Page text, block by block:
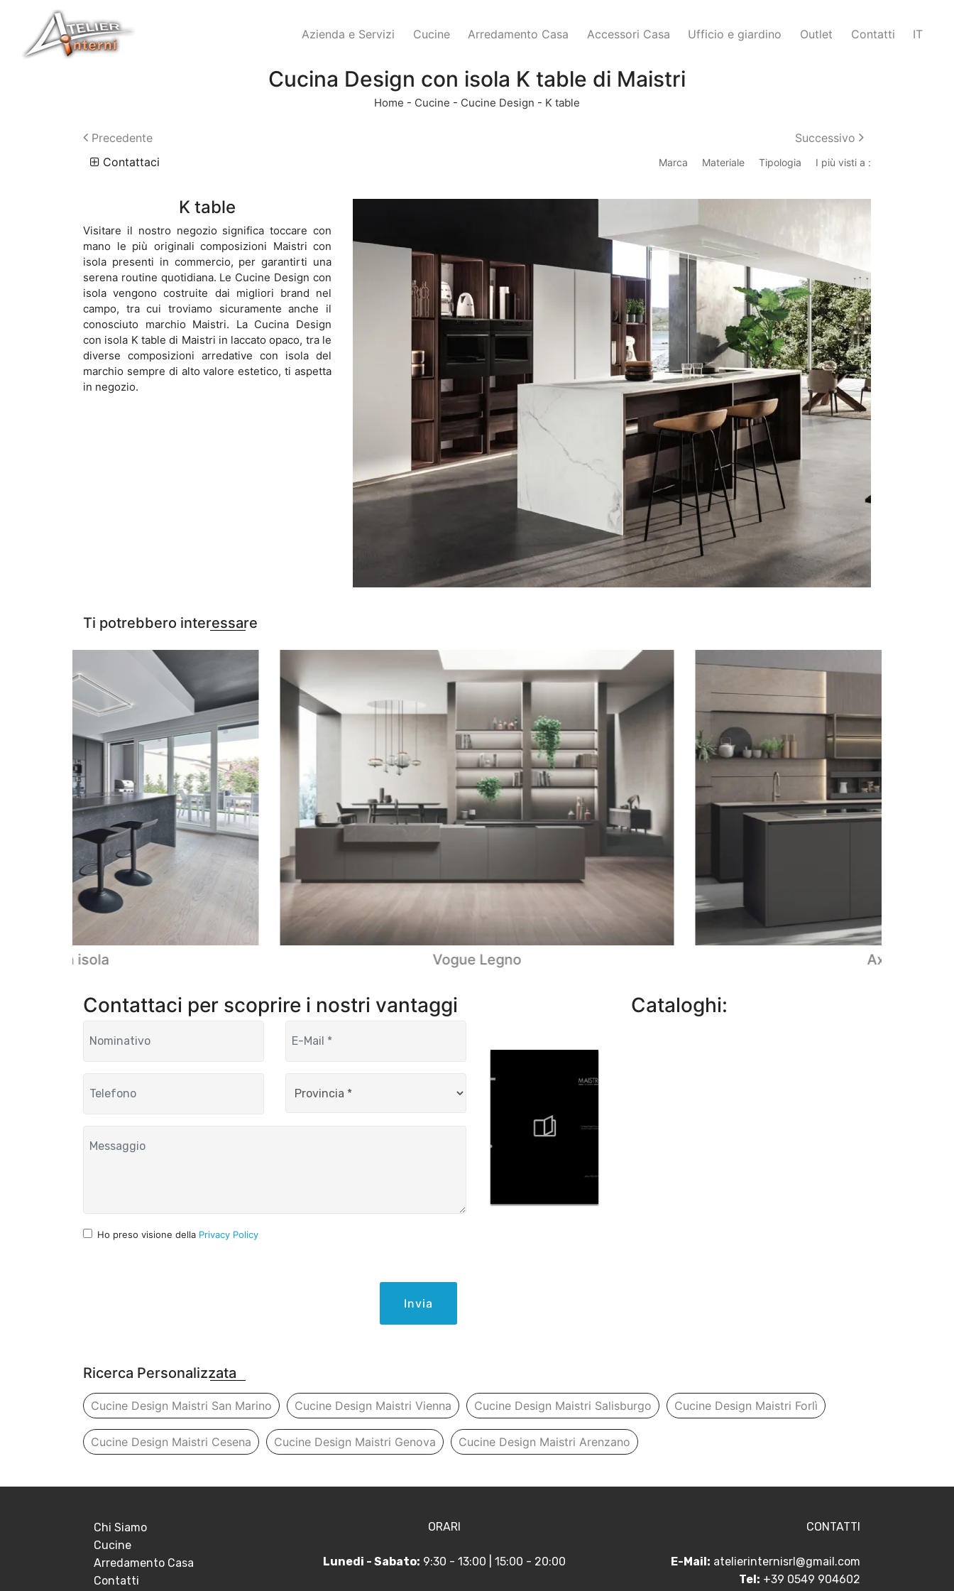
Azienda e Servizi Cucine Arredamento Casa Accessori Casa Ufficio e giardino Outlet Contatti IT
Cucina Design con isola K table di Maistri
Home - Cucine - Cucine Design - K table
Precedente
Successivo
Contattaci
Marca Materiale Tipologia I più visti a :
K table
Visitare il nostro negozio significa toccare con
mano le più originali composizioni Maistri con
isola presenti in commercio, per garantirti una
serena routine quotidiana. Le Cucine Design con
isola vengono costruite dai migliori brand nel
campo, tra cui troviamo sicuramente anche il
conosciuto marchio Maistri. La Cucina Design
con isola K table di Maistri in laccato opaco, tra le
diverse composizioni arredative con isola del
marchio sempre di alto valore estetico, ti aspetta
in negozio.
Ti potrebbero interessare
Giza con isola Vogue Legno Axis 02
Contattaci per scoprire i nostri vantaggi
Ho preso visione della Privacy Policy
Invia
Cataloghi:
Ricerca Personalizzata
Cucine Design Maistri San Marino Cucine Design Maistri Vienna Cucine Design Maistri Salisburgo Cucine Design Maistri Forlì
Cucine Design Maistri Cesena Cucine Design Maistri Genova Cucine Design Maistri Arenzano
Chi Siamo
Cucine
Arredamento Casa
Contatti
ORARI
Lunedi - Sabato: 9:30 - 13:00 | 15:00 - 20:00
CONTATTI
E-Mail: atelierinternisrl@gmail.com
Tel: +39 0549 904602